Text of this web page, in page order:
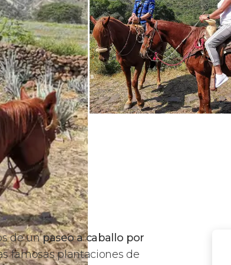
de unpaseo a caballo por
famosas plantaciones de